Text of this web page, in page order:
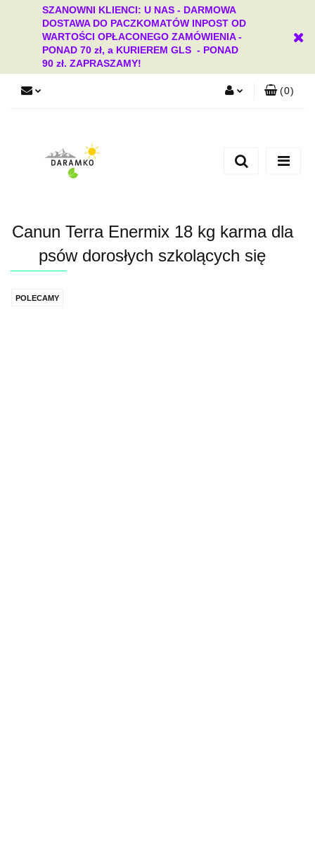
SZANOWNI KLIENCI: U NAS - DARMOWA
DOSTAWA DO PACZKOMATÓW INPOST OD
WARTOŚCI OPŁACONEGO ZAMÓWIENIA -
PONAD 70 zł, a KURIEREM GLS - PONAD
90 zł. ZAPRASZAMY!
Dodaj zgłoszenie
(0)
Canun Terra Enermix 18 kg karma dla
psów dorosłych szkolących się
POLECAMY